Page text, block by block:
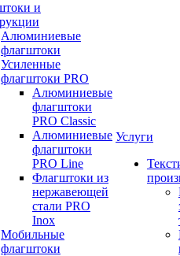
и
Алюминиевые
флагштоки
Усиленные
флагштоки PRO
Алюминиевые
флагштоки
PRO Classic
Алюминиевые
флагштоки
PRO Line
Флагштоки из
нержавеющей
стали PRO
Inox
Мобильные
флагштоки
Услуги